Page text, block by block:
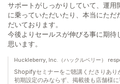
サポートがしっかりしていて、運用
に乗っていただいたり、本当にただ
だいております。
今後よりセールスが伸びる事に期待
思います。
Huckleberry, Inc.（ハックルベリー）
Shopifyセミナーをご聴講くださりあり
初期設定のみならず、掲載後も店舗様